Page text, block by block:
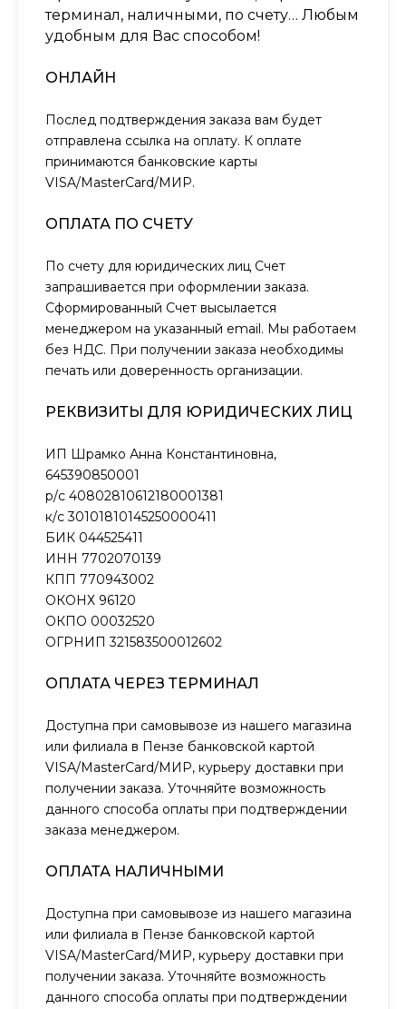
терминал, наличными, по счету… Любым
удобным для Вас способом!
ОНЛАЙН
Послед подтверждения заказа вам будет
отправлена ссылка на оплату. К оплате
принимаются банковские карты
VISA/MasterCard/МИР.
ОПЛАТА ПО СЧЕТУ
По счету для юридических лиц Счет
запрашивается при оформлении заказа.
Сформированный Счет высылается
менеджером на указанный email. Мы работаем
без НДС. При получении заказа необходимы
печать или доверенность организации.
РЕКВИЗИТЫ ДЛЯ ЮРИДИЧЕСКИХ ЛИЦ
ИП Шрамко Анна Константиновна,
645390850001
р/с 40802810612180001381
к/с 30101810145250000411
БИК 044525411
ИНН 7702070139
КПП 770943002
ОКОНХ 96120
ОКПО 00032520
ОГРНИП 321583500012602
ОПЛАТА ЧЕРЕЗ ТЕРМИНАЛ
Доступна при самовывозе из нашего магазина
или филиала в Пензе банковской картой
VISA/MasterCard/МИР, курьеру доставки при
получении заказа. Уточняйте возможность
данного способа оплаты при подтверждении
заказа менеджером.
ОПЛАТА НАЛИЧНЫМИ
Доступна при самовывозе из нашего магазина
или филиала в Пензе банковской картой
VISA/MasterCard/МИР, курьеру доставки при
получении заказа. Уточняйте возможность
данного способа оплаты при подтверждении